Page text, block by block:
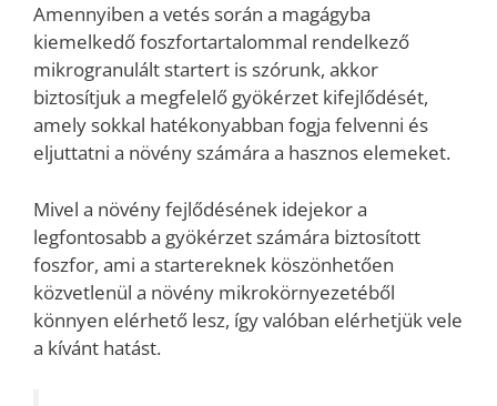
Amennyiben a vetés során a magágyba
kiemelkedő foszfortartalommal rendelkező
mikrogranulált startert is szórunk, akkor
biztosítjuk a megfelelő gyökérzet kifejlődését,
amely sokkal hatékonyabban fogja felvenni és
eljuttatni a növény számára a hasznos elemeket.
Mivel a növény fejlődésének idejekor a
legfontosabb a gyökérzet számára biztosított
foszfor, ami a startereknek köszönhetően
közvetlenül a növény mikrokörnyezetéből
könnyen elérhető lesz, így valóban elérhetjük vele
a kívánt hatást.